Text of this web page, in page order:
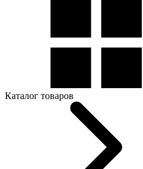
Каталог товаров